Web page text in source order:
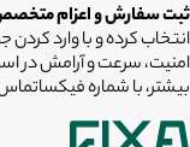
ثبت سفارش و اعزام
انتخاب کرده و با وارد
امنیت، سرعت و آرامش در
بیشتر، با شماره